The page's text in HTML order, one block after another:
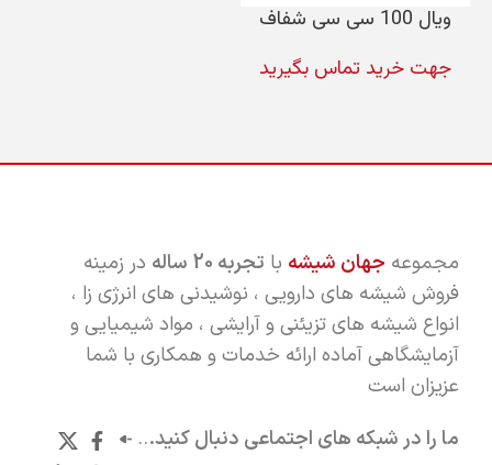
ویال 100 سی سی شفاف
جهت خرید تماس بگیرید
مجموعه جهان شیشه با تجربه 20 ساله
در زمینه
فروش شیشه های دارویی ، نوشیدنی های انرژی زا ،
انواع شیشه های تزیئنی و آرایشی ، مواد شیمیایی و
آزمایشگاهی آماده ارائه خدمات و همکاری با شما
عزیزان است
ما را در شبکه های اجتماعی دنبال کنید...